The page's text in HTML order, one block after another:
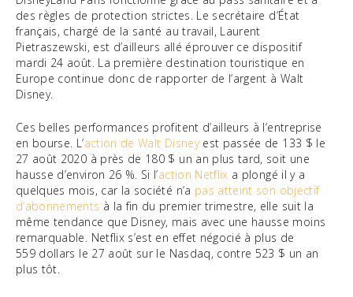
des règles de protection strictes. Le secrétaire d’État
français, chargé de la santé au travail, Laurent
Pietraszewski, est d’ailleurs allé éprouver ce dispositif
mardi 24 août. La première destination touristique en
Europe continue donc de rapporter de l’argent à Walt
Disney.
Ces belles performances profitent d’ailleurs à l’entreprise
en bourse. L’action de Walt Disneyest passée de 133 $ le
27 août 2020 à près de 180 $ un an plus tard, soit une
hausse d’environ 26 %. Si l’action Netflix a plongé il y a
quelques mois, car la société n’a pas atteint son objectif
d’abonnements à la fin du premier trimestre, elle suit la
même tendance que Disney, mais avec une hausse moins
remarquable. Netflix s’est en effet négocié à plus de
559 dollars le 27 août sur le Nasdaq, contre 523 $ un an
plus tôt.